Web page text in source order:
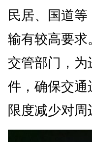
民居、国道
输有较高要
交管部门，
件，确保交
限度减少对